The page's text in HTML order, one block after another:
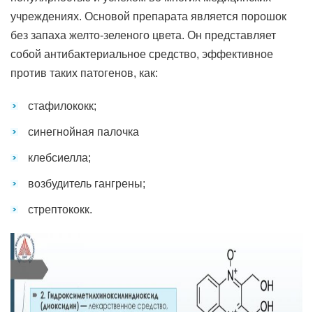
учреждениях. Основой препарата является порошок
без запаха желто-зеленого цвета. Он представляет
собой антибактериальное средство, эффективное
против таких патогенов, как:
стафилококк;
синегнойная палочка
клебсиелла;
возбудитель гангрены;
стрептококк.